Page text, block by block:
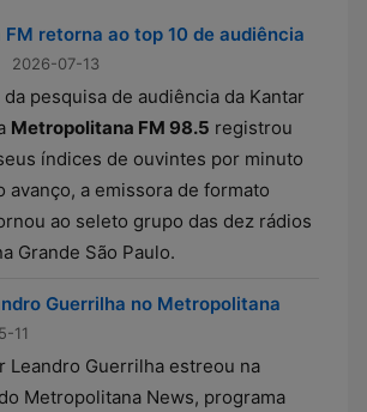
retorna ao top 10 de audiência
2026-07-13
da pesquisa de audiência da Kantar
Metropolitana FM 98.5 registrou
índices de ouvintes por minuto
avanço, a emissora de formato
ao seleto grupo das dez rádios
Grande São Paulo.
Guerrilha no Metropolitana
11
Leandro Guerrilha estreou na
Metropolitana News, programa